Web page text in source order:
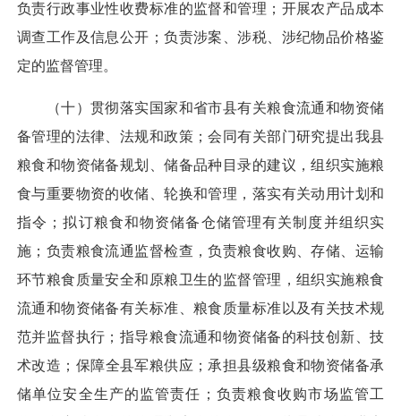
负责行政事业性收费标准的监督和管理；开展农产品成本
调查工作及信息公开；负责涉案、涉税、涉纪物品价格鉴
定的监督管理。
（十）贯彻落实国家和省市县有关粮食流通和物资储
备管理的法律、法规和政策；会同有关部门研究提出我县
粮食和物资储备规划、储备品种目录的建议，组织实施粮
食与重要物资的收储、轮换和管理，落实有关动用计划和
指令；拟订粮食和物资储备仓储管理有关制度并组织实
施；负责粮食流通监督检查，负责粮食收购、存储、运输
环节粮食质量安全和原粮卫生的监督管理，组织实施粮食
流通和物资储备有关标准、粮食质量标准以及有关技术规
范并监督执行；指导粮食流通和物资储备的科技创新、技
术改造；保障全县军粮供应；承担县级粮食和物资储备承
储单位安全生产的监管责任；负责粮食收购市场监管工